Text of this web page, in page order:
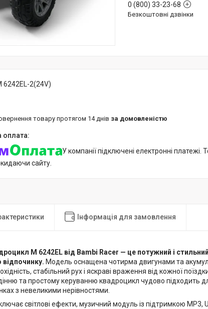
0 (800) 33-23-68
Безкоштовні дзвінки
6242EL-2(24V)
товару протягом 14 днів за домовленістю
У компанії підключені електронні
сайту.
Інформація для замовлення
M 6242EL від Bambi Racer — це потужний і
Модель оснащена чотирма двигунами та
стабільний рух і яскраві враження від кожної
та простому керуванню квадроцикл чудово підходить
з невеликими нерівностями.
світлові ефекти, музичний модуль із підтримкою MP3,